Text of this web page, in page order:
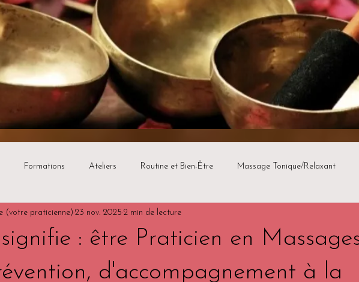
Formations Ateliers Routine et Bien-Être Massage Tonique/Relaxant
: être Praticien en
d'accompagnement à la
(votre praticienne) 23 nov. 2025 2 min de lecture